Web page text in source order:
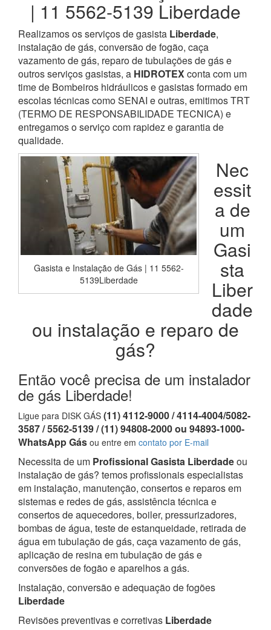
| 11 5562-5139 Liberdade
Realizamos os serviços de gasista Liberdade,
instalação de gás, conversão de fogão, caça
vazamento de gás, reparo de tubulações de gás e
outros serviços gasistas, a HIDROTEXconta com um
time de Bombeiros hidráulicos e gasistas formado em
escolas técnicas como SENAI e outras, emitimos TRT
(TERMO DE RESPONSABILIDADE TECNICA) e
entregamos o serviço com rapidez e garantia de
qualidade.
Gasista e Instalação de Gás | 11 5562-
5139Liberdade
Nec
essit
a de
um
Gasi
sta
Liber
dade
ou instalação e reparo de
gás?
Então você precisa de um instalador
de gás Liberdade!
Ligue para DISK GÁS (11) 4112-9000 / 4114-4004/5082-
3587 / 5562-5139 / (11) 94808-2000 ou 94893-1000-
WhatsApp Gás ou entre em contato por E-mail
Necessita de um Profissional Gasista Liberdadeou
instalação de gás? temos profissionais especialistas
em instalação, manutenção, consertos e reparos em
sistemas e redes de gás, assistência técnica e
consertos de aquecedores, boiler, pressurizadores,
bombas de água, teste de estanqueidade, retirada de
água em tubulação de gás, caça vazamento de gás,
aplicação de resina em tubulação de gás e
conversões de fogão e aparelhos a gás.
Instalação, conversão e adequação de fogões
Liberdade
Revisões preventivas e corretivas Liberdade